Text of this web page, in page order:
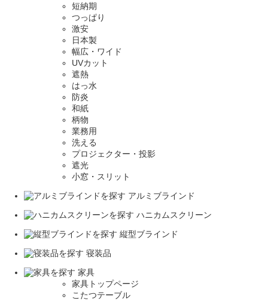
短納期
つっぱり
激安
日本製
幅広・ワイド
UVカット
遮熱
はっ水
防炎
和紙
柄物
業務用
洗える
プロジェクター・投影
遮光
小窓・スリット
アルミブラインド
ハニカムスクリーン
縦型ブラインド
寝装品
家具
家具トップページ
こたつテーブル